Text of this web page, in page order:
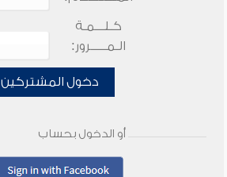
كـلـــمـة
الـمـــــرور:
دخول المشتركين
أو الدخول بحساب